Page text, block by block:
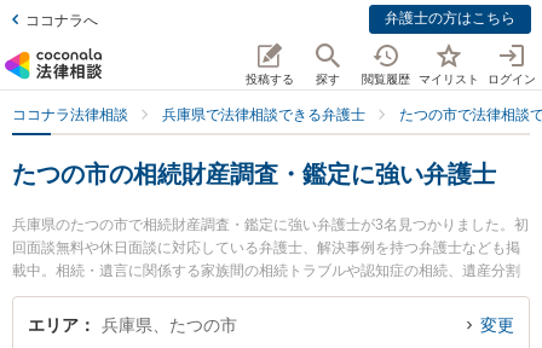
ココナラへ 弁護士の方はこちら
投稿する 探す 閲覧履歴 マイリスト ログイン
ココナラ法律相談 兵庫県で法律相談できる弁護士 たつの市で法律相談
たつの市の相続財産調査・鑑定に強い弁護士
兵庫県のたつの市で相続財産調査・鑑定に強い弁護士が3名見つかりました。初
回面談無料や休日面談に対応している弁護士、解決事例を持つ弁護士なども掲
載中。相続・遺言に関係する家族間の相続トラブルや認知症の相続、遺産分割
等の細かな分野での絞り込み検索もでき便利です。特に後藤敦夫法律事務所の
後藤 敦夫弁護士や後藤敦夫法律事務所の是澤 雄一弁護士、西はりま法律事務所
エリア 兵庫県、たつの市 変更